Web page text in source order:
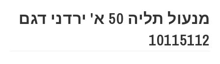
מנעול תליה 50 א' ירדני דגם
10115112